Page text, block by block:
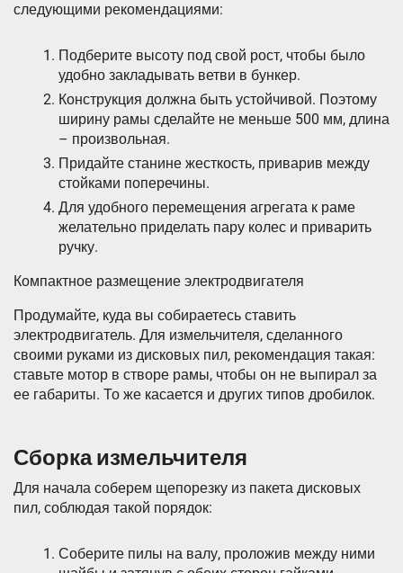
следующими рекомендациями:
Подберите высоту под свой рост, чтобы было
удобно закладывать ветви в бункер.
Конструкция должна быть устойчивой. Поэтому
ширину рамы сделайте не меньше 500 мм, длина
– произвольная.
Придайте станине жесткость, приварив между
стойками поперечины.
Для удобного перемещения агрегата к раме
желательно приделать пару колес и приварить
ручку.
Компактное размещение электродвигателя
Продумайте, куда вы собираетесь ставить
электродвигатель. Для измельчителя, сделанного
своими руками из дисковых пил, рекомендация такая:
ставьте мотор в створе рамы, чтобы он не выпирал за
ее габариты. То же касается и других типов дробилок.
Сборка измельчителя
Для начала соберем щепорезку из пакета дисковых
пил, соблюдая такой порядок:
Соберите пилы на валу, проложив между ними